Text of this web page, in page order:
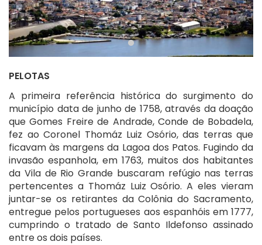
PELOTAS
A primeira referência histórica do surgimento do
município data de junho de 1758, através da doação
que Gomes Freire de Andrade, Conde de Bobadela,
fez ao Coronel Thomáz Luiz Osório, das terras que
ficavam às margens da Lagoa dos Patos. Fugindo da
invasão espanhola, em 1763, muitos dos habitantes
da Vila de Rio Grande buscaram refúgio nas terras
pertencentes a Thomáz Luiz Osório. A eles vieram
juntar-se os retirantes da Colônia do Sacramento,
entregue pelos portugueses aos espanhóis em 1777,
cumprindo o tratado de Santo Ildefonso assinado
entre os dois países.